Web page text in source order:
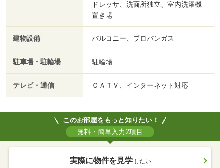
ドレッサ、洗面所独立、室内洗濯機
置き場
建物設備 バルコニー、プロパンガス
駐車場・駐輪場 駐輪場
テレビ・通信 ＣＡＴＶ、インターネット対応
このお部屋をもっと知りたい！
無料・簡単入力2項目
実際に物件を見学 したい